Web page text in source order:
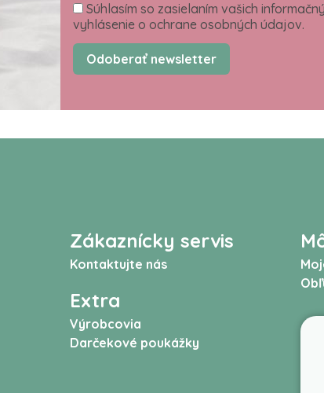
Súhlasím so zasielaním vašich
vyhlásenie o ochrane osobných údajov.
Odoberať newsletter
Zákaznícky servis
Kontaktujte nás
Extra
Výrobcovia
Darčekové poukážky